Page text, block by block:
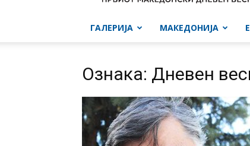
ГАЛЕРИЈА МАКЕДОНИЈА
Ознака: Дневен